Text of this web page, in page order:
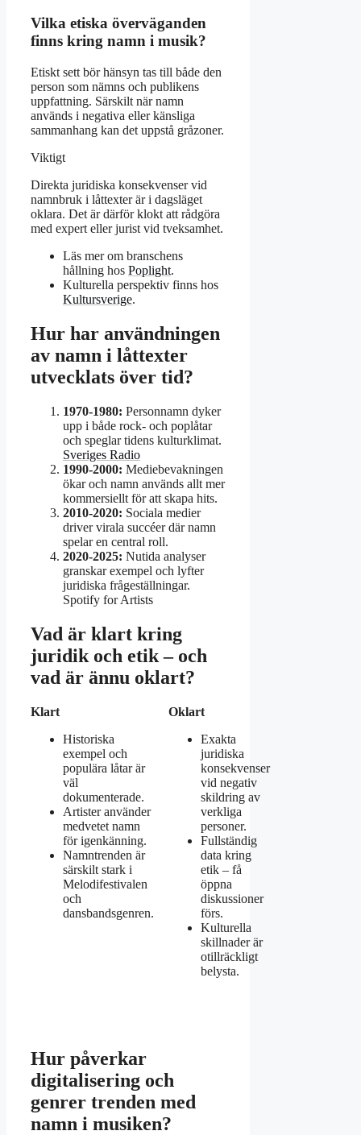
Vilka etiska överväganden
finns kring namn i musik?
Etiskt sett bör hänsyn tas till både den
person som nämns och publikens
uppfattning. Särskilt när namn
används i negativa eller känsliga
sammanhang kan det uppstå gråzoner.
Viktigt
Direkta juridiska konsekvenser vid
namnbruk i låttexter är i dagsläget
oklara. Det är därför klokt att rådgöra
med expert eller jurist vid tveksamhet.
Läs mer om branschens
hållning hos Poplight.
Kulturella perspektiv finns hos
Kultursverige.
Hur har användningen
av namn i låttexter
utvecklats över tid?
1970-1980: Personnamn dyker
upp i både rock- och poplåtar
och speglar tidens kulturklimat.
Sveriges Radio
1990-2000: Mediebevakningen
ökar och namn används allt mer
kommersiellt för att skapa hits.
2010-2020: Sociala medier
driver virala succéer där namn
spelar en central roll.
2020-2025: Nutida analyser
granskar exempel och lyfter
juridiska frågeställningar.
Spotify for Artists
Vad är klart kring
juridik och etik – och
vad är ännu oklart?
Klart
Historiska
exempel och
populära låtar är
väl
dokumenterade.
Artister använder
medvetet namn
för igenkänning.
Namntrenden är
särskilt stark i
Melodifestivalen
och
dansbandsgenren.
Oklart
Exakta
juridiska
konsekvenser
vid negativ
skildring av
verkliga
personer.
Fullständig
data kring
etik – få
öppna
diskussioner
förs.
Kulturella
skillnader är
otillräckligt
belysta.
Hur påverkar
digitalisering och
genrer trenden med
namn i musiken?